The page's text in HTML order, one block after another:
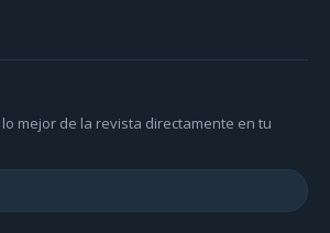
mejor de la revista directamente en tu